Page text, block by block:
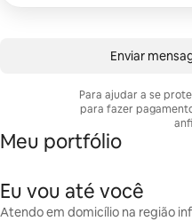
Enviar
Para ajudar a se
para fazer
Meu portfólio
Eu vou até você
Atendo em domicílio na região